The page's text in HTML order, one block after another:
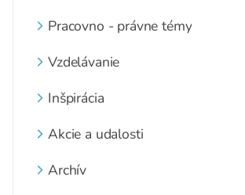
Pracovno - právne témy
Vzdelávanie
Inšpirácia
Akcie a udalosti
Archív